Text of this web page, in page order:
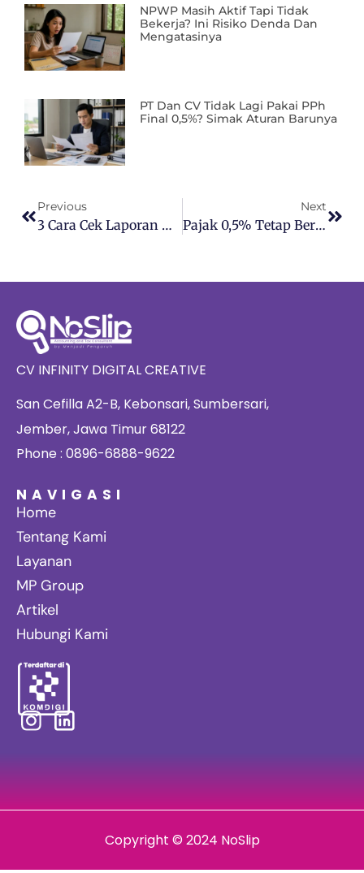
NPWP Masih Aktif Tapi Tidak
Bekerja? Ini Risiko Denda Dan
Mengatasinya
PT Dan CV Tidak Lagi Pakai PPh
Final 0,5%? Simak Aturan Barunya
Previous
3 Cara Cek Laporan Keuangan Agar Akurat
Next
Pajak 0,5% Tetap Berlaku, Kenapa DJP Minta UMKM Siap Pembukuan?
CV INFINITY DIGITAL CREATIVE
San Cefilla A2-B, Kebonsari, Sumbersari,
Jember, Jawa Timur 68122
Phone : 0896-6888-9622
NAVIGASI
Home
Tentang Kami
Layanan
MP Group
Artikel
Hubungi Kami
Copyright © 2024 NoSlip